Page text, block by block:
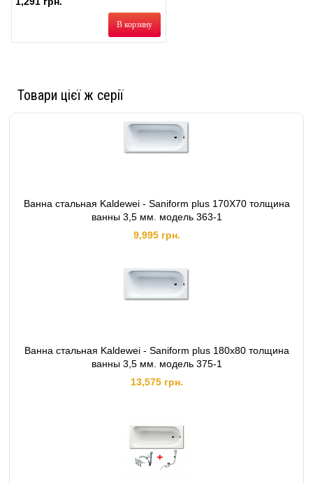
В корзину
Товари цієї ж серії
Ванна стальная Kaldewei - Saniform plus 170X70 толщина
ванны 3,5 мм. модель 363-1
9,995 грн.
Ванна стальная Kaldewei - Saniform plus 180x80 толщина
ванны 3,5 мм. модель 375-1
13,575 грн.